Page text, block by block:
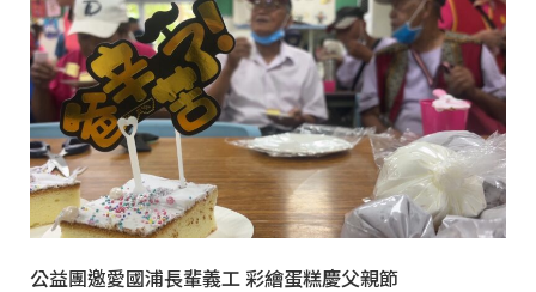
公益團邀愛國浦長輩義工 彩繪蛋糕慶父親節